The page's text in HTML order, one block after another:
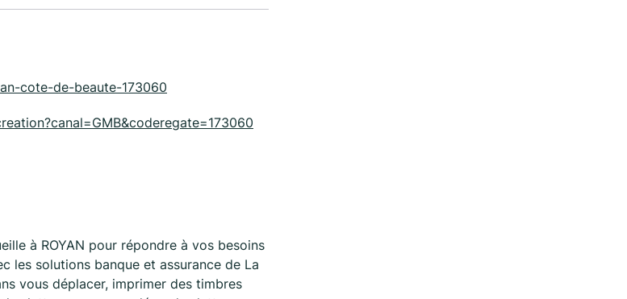
cote-de-beaute-173060
à ROYAN pour répondre à vos besoins
les solutions banque et assurance de La
vous déplacer, imprimer des timbres